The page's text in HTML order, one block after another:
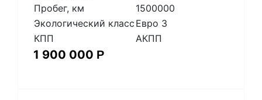
Пробег, км
1500000
Экологический класс Евро 3
КПП
АКПП
1 900 000 Р